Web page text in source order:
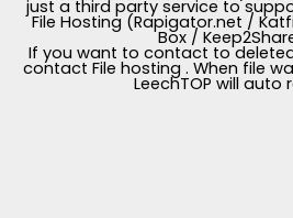
just a third party service to
File Hosting (Rapigator.net /
Box /
If you want to contact to
contact File hosting . When file
LeechTOP will auto